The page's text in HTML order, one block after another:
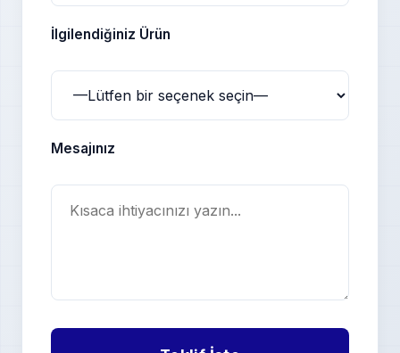
İlgilendiğiniz Ürün
Mesajınız